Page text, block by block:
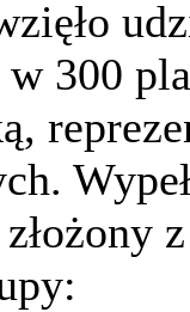
300